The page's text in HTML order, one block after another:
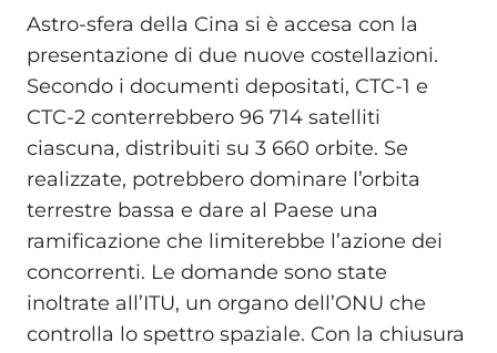
Astro-sfera della Cina si è accesa con la
presentazione di due nuove costellazioni.
Secondo i documenti depositati, CTC-1 e
CTC-2 conterrebbero 96 714 satelliti
ciascuna, distribuiti su 3 660 orbite. Se
realizzate, potrebbero dominare l’orbita
terrestre bassa e dare al Paese una
ramificazione che limiterebbe l’azione dei
concorrenti. Le domande sono state
inoltrate all’ITU, un organo dell’ONU che
controlla lo spettro spaziale. Con la chiusura